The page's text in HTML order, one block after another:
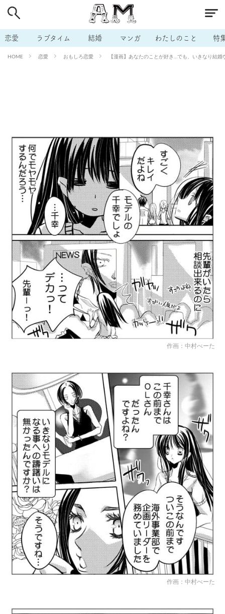
恋愛 ラブタイム 結婚 マンガ わたしのこと 特
HOME 恋愛 おもしろ恋愛 【漫画】あなたのことが好き…でも、いきなり結
作画：中村べーた
作画：中村べーた
# 男の本音 # セフレ
# 不倫 # 出会う方法 # マッチングアプリ
# ラブグッズ # 体の相性 # イケない